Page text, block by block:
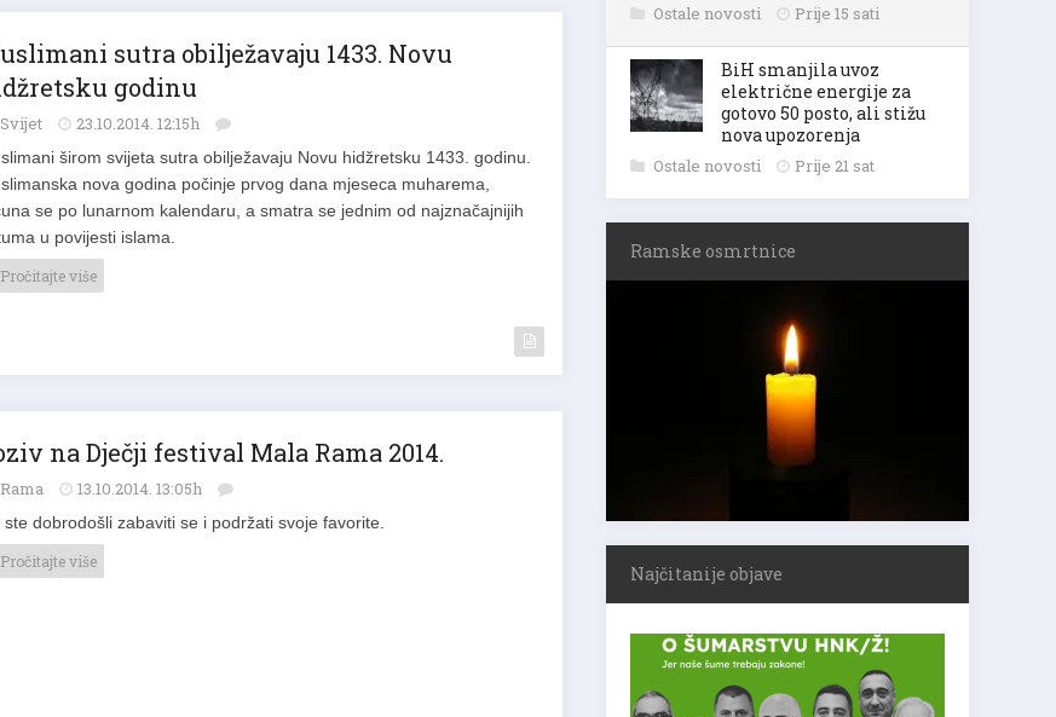
sutra obilježavaju 1433. Novu
godinu
Svijet 23.10.2014. 12:15h
širom svijeta sutra obilježavaju Novu hidžretsku 1433. godinu.
nova godina počinje prvog dana mjeseca muharema,
se po lunarnom kalendaru, a smatra se jednim od najznačajnijih
u povijesti islama.
više
na Dječji festival Mala Rama 2014.
Rama 13.10.2014. 13:05h
ste dobrodošli zabaviti se i podržati svoje favorite.
više
Ostale novosti Prije 15 sati
BiH smanjila uvoz
električne energije za
gotovo 50 posto, ali stižu
nova upozorenja
Ostale novosti Prije 21 sat
Ramske osmrtnice
Najčitanije objave